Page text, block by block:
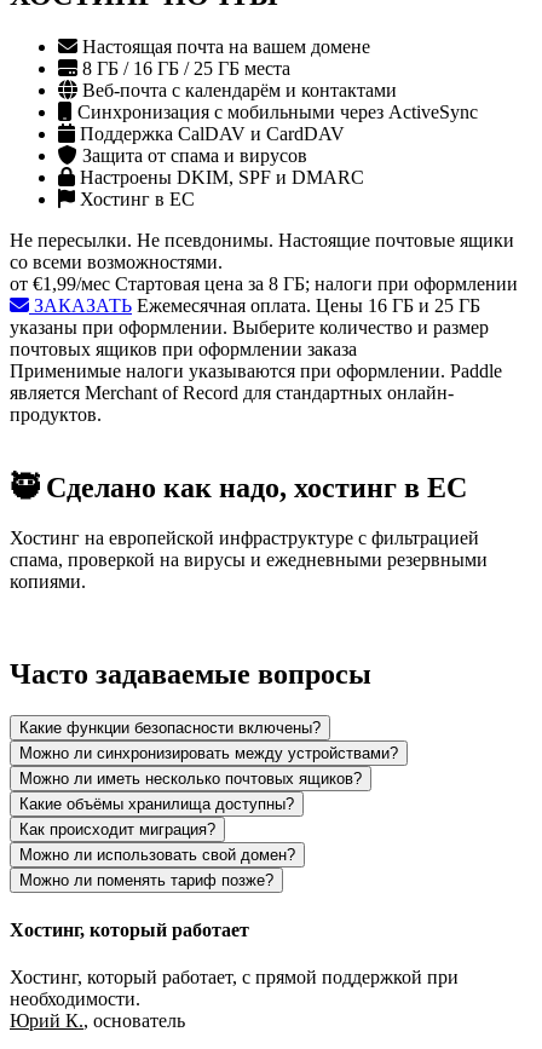
Настоящая почта на вашем домене
8 ГБ / 16 ГБ / 25 ГБ места
Веб-почта с календарём и контактами
Синхронизация с мобильными через ActiveSync
Поддержка CalDAV и CardDAV
Защита от спама и вирусов
Настроены DKIM, SPF и DMARC
Хостинг в ЕС
Не пересылки. Не псевдонимы. Настоящие почтовые ящики
со всеми возможностями.
от €1,99/мес Стартовая цена за 8 ГБ; налоги при оформлении
ЗАКАЗАТЬ Ежемесячная оплата. Цены 16 ГБ и 25 ГБ
указаны при оформлении. Выберите количество и размер
почтовых ящиков при оформлении заказа
Применимые налоги указываются при оформлении. Paddle
является Merchant of Record для стандартных онлайн-
продуктов.
🥷Сделано как надо, хостинг в ЕС
Хостинг на европейской инфраструктуре с фильтрацией
спама, проверкой на вирусы и ежедневными резервными
копиями.
Часто задаваемые вопросы
Какие функции безопасности включены?
Можно ли синхронизировать между устройствами?
Можно ли иметь несколько почтовых ящиков?
Какие объёмы хранилища доступны?
Как происходит миграция?
Можно ли использовать свой домен?
Можно ли поменять тариф позже?
Хостинг, который работает
Хостинг, который работает, с прямой поддержкой при
необходимости.
Юрий К., основатель